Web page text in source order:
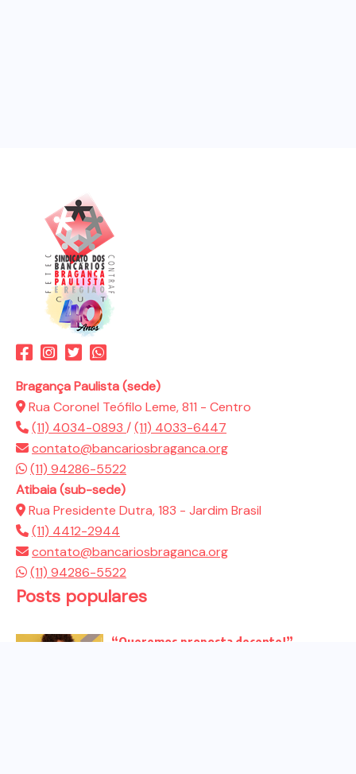
Bragança Paulista (sede)
Rua Coronel Teófilo Leme, 811 - Centro
(11) 4034-0893 /(11) 4033-6447
contato@bancariosbraganca.org
(11) 94286-5522
Atibaia (sub-sede)
Rua Presidente Dutra, 183 - Jardim Brasil
(11) 4412-2944
contato@bancariosbraganca.org
(11) 94286-5522
Posts populares
“Queremos proposta decente!”